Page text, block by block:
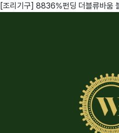
[조리기구] 8836%펀딩 더블류바움